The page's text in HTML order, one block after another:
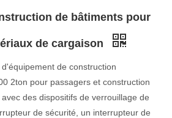
de bâtiments pour
de cargaison
de construction
2ton pour passagers et construction
des dispositifs de verrouillage de
de sécurité, un interrupteur de